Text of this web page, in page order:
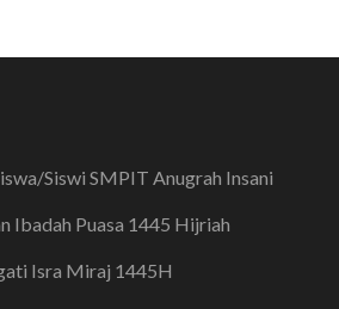
Siswi SMPIT Anugrah Insani
Ibadah Puasa 1445 Hijriah
Isra Miraj 1445H